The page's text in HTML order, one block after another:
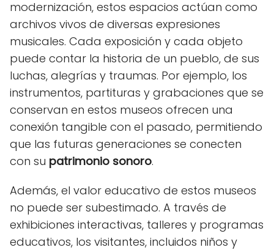
modernización, estos espacios actúan como
archivos vivos de diversas expresiones
musicales. Cada exposición y cada objeto
puede contar la historia de un pueblo, de sus
luchas, alegrías y traumas. Por ejemplo, los
instrumentos, partituras y grabaciones que se
conservan en estos museos ofrecen una
conexión tangible con el pasado, permitiendo
que las futuras generaciones se conecten
con su patrimonio sonoro.
Además, el valor educativo de estos museos
no puede ser subestimado. A través de
exhibiciones interactivas, talleres y programas
educativos, los visitantes, incluidos niños y